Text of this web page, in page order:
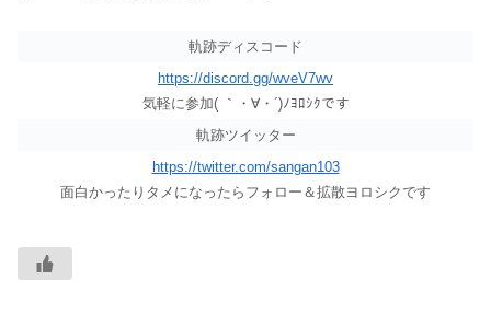
軌跡ディスコード
https://discord.gg/wveV7wv
気軽に参加( ｀・∀・´)ﾉﾖﾛｼｸです
軌跡ツイッター
https://twitter.com/sangan103
面白かったりタメになったらフォロー＆拡散ヨロシクです